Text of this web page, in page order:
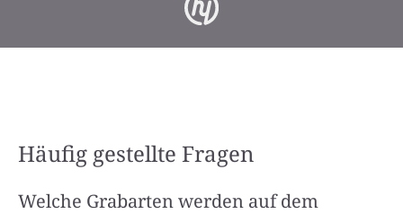
Häufig gestellte Fragen
Welche Grabarten werden auf dem